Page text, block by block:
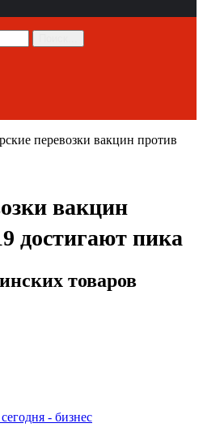
перевозки вакцин против
вакцин
достигают пика
товаров
- бизнес